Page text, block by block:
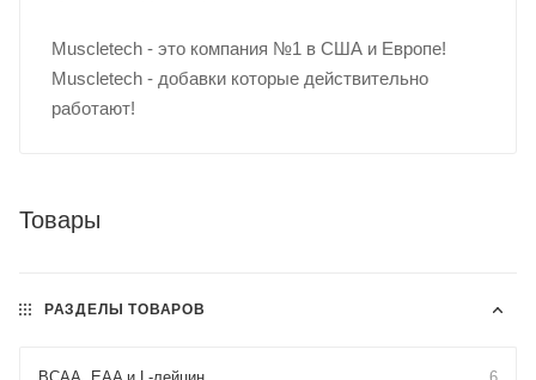
Muscletech - это компания №1 в США и Европе!
Muscletech - добавки которые действительно
работают!
Товары
РАЗДЕЛЫ ТОВАРОВ